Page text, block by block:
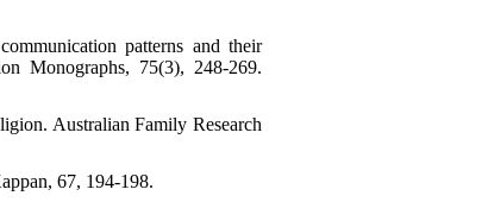
patterns and their
Monographs, 75(3), 248-269.
Australian Family Research
67, 194-198.